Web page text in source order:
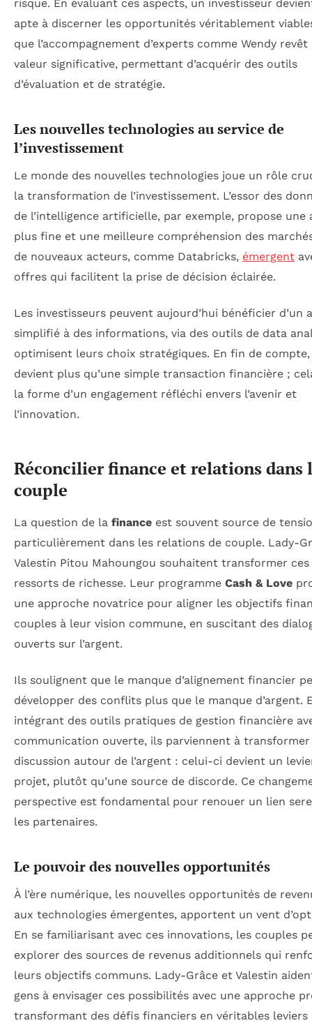
risque. En évaluant ces aspects, un investisseur
apte à discerner les opportunités véritablement
que l’accompagnement d’experts comme Wendy revêt
valeur significative, permettant d’acquérir des outils
d’évaluation et de stratégie.
Les nouvelles technologies au service de
l’investissement
Le monde des nouvelles technologies joue un rôle
la transformation de l’investissement. L’essor des
de l’intelligence artificielle, par exemple, propose une
plus fine et une meilleure compréhension des
de nouveaux acteurs, comme Databricks, émergent
offres qui facilitent la prise de décision éclairée.
Les investisseurs peuvent aujourd’hui bénéficier d’un
simplifié à des informations, via des outils de data
optimisent leurs choix stratégiques. En fin de
devient plus qu’une simple transaction financière ;
la forme d’un engagement réfléchi envers l’avenir et
l’innovation.
Réconcilier finance et relations dans
couple
La question de la finance est souvent source de
particulièrement dans les relations de couple. Lady-
Valestin Pitou Mahoungou souhaitent transformer
ressorts de richesse. Leur programme Cash & Love
une approche novatrice pour aligner les objectifs
couples à leur vision commune, en suscitant des
ouverts sur l’argent.
Ils soulignent que le manque d’alignement financier
développer des conflits plus que le manque d’argent.
intégrant des outils pratiques de gestion financière
communication ouverte, ils parviennent à
discussion autour de l’argent : celui-ci devient un
projet, plutôt qu’une source de discorde. Ce
perspective est fondamental pour renouer un lien
les partenaires.
Le pouvoir des nouvelles opportunités
À l’ère numérique, les nouvelles opportunités de
aux technologies émergentes, apportent un vent
En se familiarisant avec ces innovations, les couples
explorer des sources de revenus additionnels qui
leurs objectifs communs. Lady-Grâce et Valestin
gens à envisager ces possibilités avec une approche
transformant des défis financiers en véritables leviers